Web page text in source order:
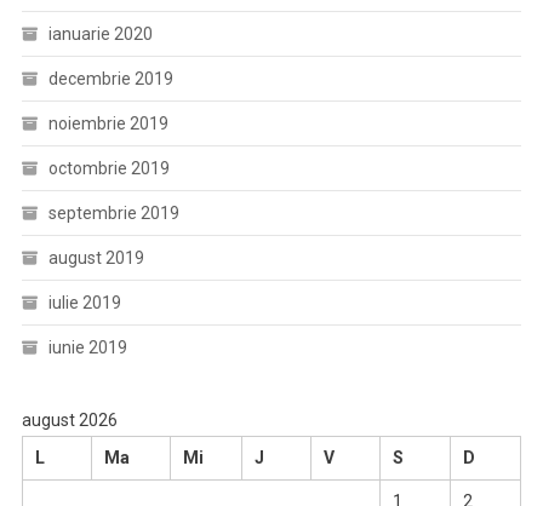
ianuarie 2020
decembrie 2019
noiembrie 2019
octombrie 2019
septembrie 2019
august 2019
iulie 2019
iunie 2019
august 2026
L
Ma Mi J V S D
1 2